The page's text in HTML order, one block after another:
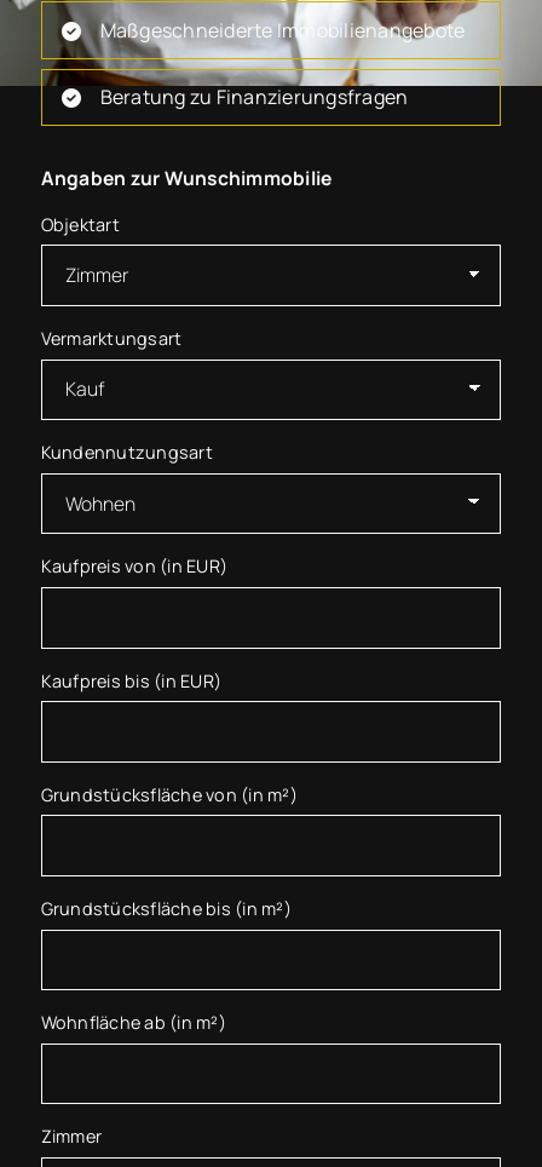
Maßgeschneiderte Immobilienangebote
Beratung zu Finanzierungsfragen
Angaben zur Wunschimmobilie
Objektart
Vermarktungsart
Kundennutzungsart
Kaufpreis von (in EUR)
Kaufpreis bis (in EUR)
Grundstücksfläche von (in m²)
Grundstücksfläche bis (in m²)
Wohnfläche ab (in m²)
Zimmer